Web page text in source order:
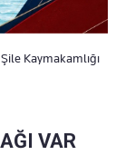
Kaymakamlığı
VAR